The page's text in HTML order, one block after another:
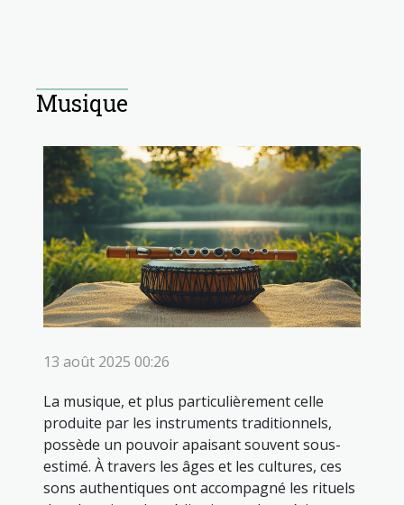
Musique
13 août 2025 00:26
La musique, et plus particulièrement celle
produite par les instruments traditionnels,
possède un pouvoir apaisant souvent sous-
estimé. À travers les âges et les cultures, ces
sons authentiques ont accompagné les rituels